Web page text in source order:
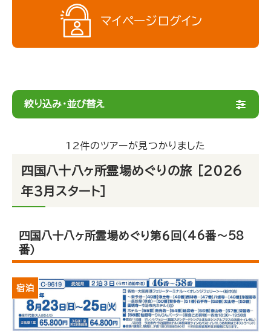
マイページログイン
絞り込み・並び替え
12件のツアーが見つかりました
四国八十八ヶ所霊場めぐりの旅 ［2026
年3月スタート］
四国八十八ヶ所霊場めぐり第６回（46番～58
番）
宿泊